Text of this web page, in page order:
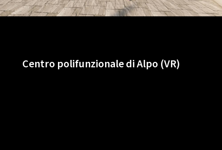
Centro polifunzionale di Alpo (VR)